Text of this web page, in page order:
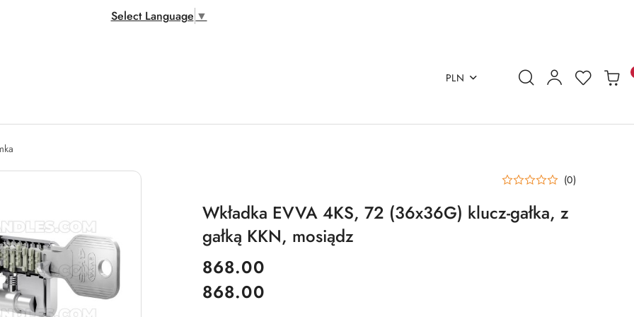
Select Language ▼
PLN
(0)
Wkładka EVVA 4KS, 72 (36x36G) klucz-gałka, z
gałką KKN, mosiądz
cena:
868.00
Cena:
868.00